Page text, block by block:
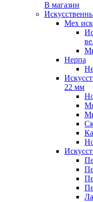
В магазин
Мех
Нерпа
22 мм